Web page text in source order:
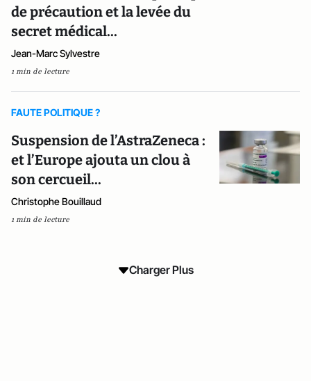
de précaution et la levée du
secret médical...
Jean-Marc Sylvestre
1 min de lecture
FAUTE POLITIQUE ?
Suspension de l’AstraZeneca :
et l’Europe ajouta un clou à
son cercueil...
Christophe Bouillaud
1 min de lecture
Charger Plus